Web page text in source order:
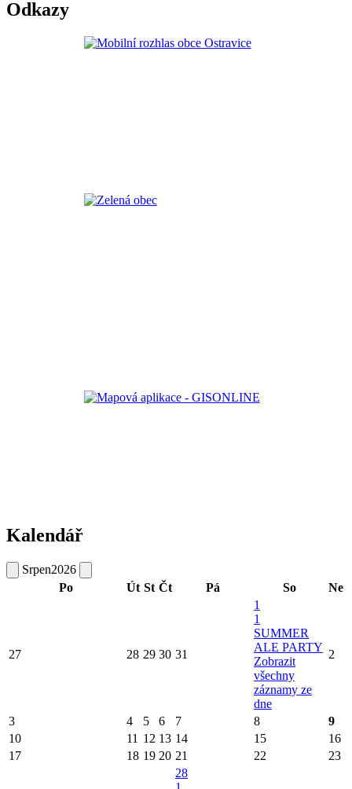
Odkazy
Kalendář
Srpen2026
Po
Út St Čt Pá So Ne
27 28 29 30 31
1
1
SUMMER
ALE PARTY
Zobrazit
všechny
záznamy ze
dne
2
3 4 5 6 7 8
9
10
11 12 13 14 15
16
17
18 19 20 21 22 23
28